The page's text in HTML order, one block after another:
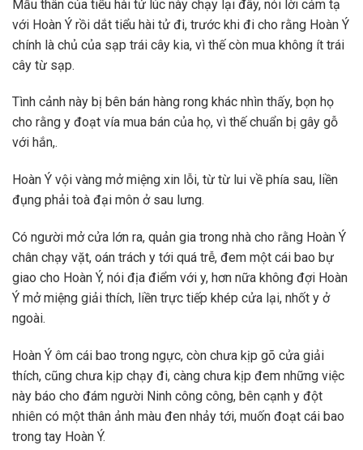
Mẫu thân của tiểu hài tử lúc này chạy lại đây, nói lời cảm tạ
với Hoàn Ý rồi dắt tiểu hài tử đi, trước khi đi cho rằng Hoàn Ý
chính là chủ của sạp trái cây kia, vì thế còn mua không ít trái
cây từ sạp.
Tình cảnh này bị bên bán hàng rong khác nhìn thấy, bọn họ
cho rằng y đoạt vía mua bán của họ, vì thế chuẩn bị gây gỗ
với hắn,.
Hoàn Ý vội vàng mở miệng xin lỗi, từ từ lui về phía sau, liền
đụng phải toà đại môn ở sau lưng.
Có người mở cửa lớn ra, quản gia trong nhà cho rằng Hoàn Ý
chân chạy vặt, oán trách y tới quá trễ, đem một cái bao bự
giao cho Hoàn Ý, nói địa điểm với y, hơn nữa không đợi Hoàn
Ý mở miệng giải thích, liền trực tiếp khép cửa lại, nhốt y ở
ngoài.
Hoàn Ý ôm cái bao trong ngực, còn chưa kịp gõ cửa giải
thích, cũng chưa kịp chạy đi, càng chưa kịp đem những việc
này báo cho đám người Ninh công công, bên cạnh y đột
nhiên có một thân ảnh màu đen nhảy tới, muốn đoạt cái bao
trong tay Hoàn Ý.